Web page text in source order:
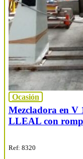
Ocasión
Mezcladora en V
LLEAL con
Ref: 8320